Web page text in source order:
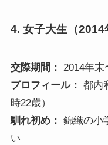
4. 女子大生 （
交際期間： 2014年末
プロフィール： 都内
時22歳）
馴れ初め： 錦織の小
い